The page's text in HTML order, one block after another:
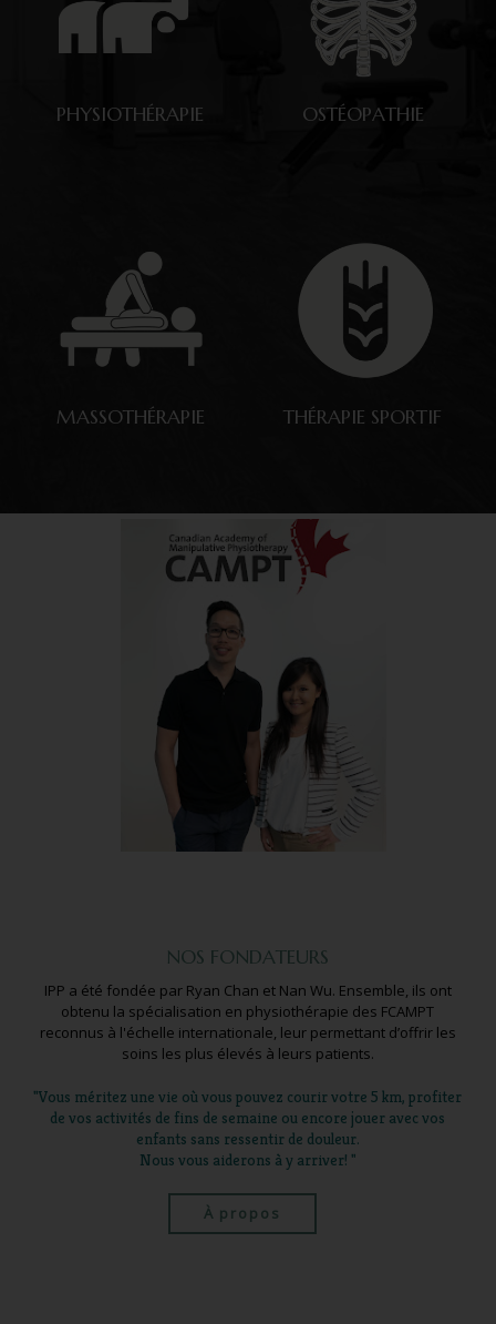
PHYSIOTHÉRAPIE OSTÉOPATHIE
MASSOTHÉRAPIE THÉRAPIE SPORTIF
NOS FONDATEURS
IPP a été fondée par Ryan Chan et Nan Wu. Ensemble, ils ont
obtenu la spécialisation en physiothérapie des FCAMPT
reconnus à l'échelle internationale, leur permettant d’offrir les
soins les plus élevés à leurs patients.
"Vous méritez une vie où vous pouvez courir votre 5 km, profiter
de vos activités de fins de semaine ou encore jouer avec vos
enfants sans ressentir de douleur.
Nous vous aiderons à y arriver! "
À propos